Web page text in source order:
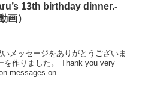
13th birthday dinner.-
画）
メッセージをありがとうございま
を作りました。 Thank you very
messages on ...